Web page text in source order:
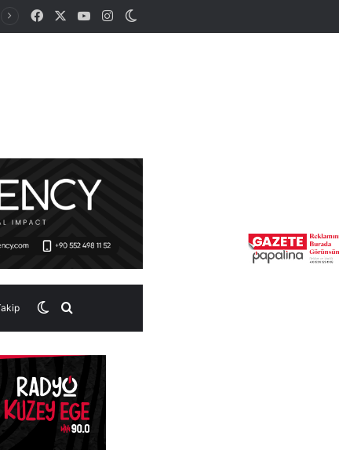
FacebookYouTubeInstagramDış görünümü değiştir
Dış görünümü değiştir